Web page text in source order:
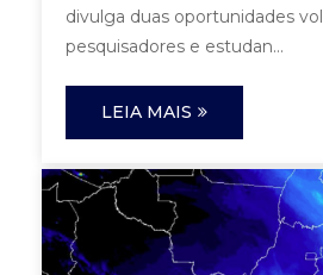
divulga duas oportunidades
pesquisadores e estudan...
LEIA MAIS